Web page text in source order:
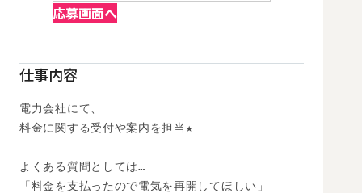
応募画面へ
仕事内容
電力会社にて、
料金に関する受付や案内を担当★
よくある質問としては…
「料金を支払ったので電気を再開してほしい」